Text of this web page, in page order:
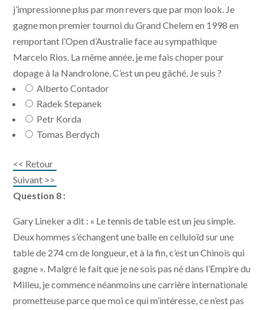
j’impressionne plus par mon revers que par mon look. Je
gagne mon premier tournoi du Grand Chelem en 1998 en
remportant l’Open d’Australie face au sympathique
Marcelo Rios. La même année, je me fais choper pour
dopage à la Nandrolone. C’est un peu gâché. Je suis ?
Alberto Contador
Radek Stepanek
Petr Korda
Tomas Berdych
<< Retour
Suivant >>
Question 8 :
Gary Lineker a dit : « Le tennis de table est un jeu simple.
Deux hommes s’échangent une balle en celluloïd sur une
table de 274 cm de longueur, et à la fin, c’est un Chinois qui
gagne ». Malgré le fait que je ne sois pas né dans l’Empire du
Milieu, je commence néanmoins une carrière internationale
prometteuse parce que moi ce qui m’intéresse, ce n’est pas